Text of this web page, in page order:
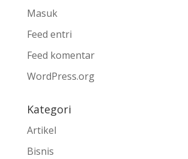
Masuk
Feed entri
Feed komentar
WordPress.org
Kategori
Artikel
Bisnis